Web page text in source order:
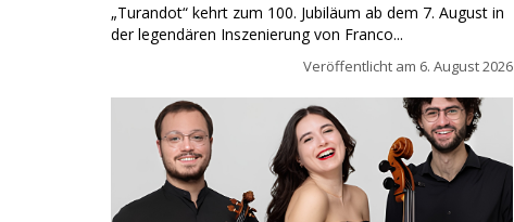
„Turandot“ kehrt zum 100. Jubiläum ab dem 7. August in
der legendären Inszenierung von Franco...
Veröffentlicht am 6. August 2026